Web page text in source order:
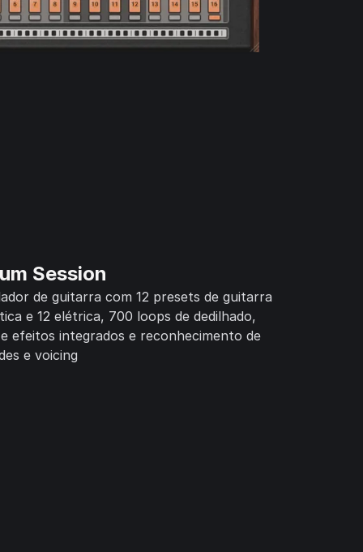
Session
de guitarra com 12 presets de guitarra
e 12 elétrica, 700 loops de dedilhado,
efeitos integrados e reconhecimento de
e voicing